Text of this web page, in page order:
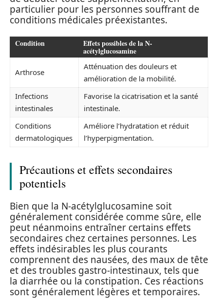
particulier pour les personnes souffrant de
conditions médicales préexistantes.
Condition Effets possibles de la N-
acétylglucosamine
Arthrose
Atténuation des douleurs et
amélioration de la mobilité.
Infections
intestinales
Favorise la cicatrisation et la santé
intestinale.
Conditions
dermatologiques
Améliore l’hydratation et réduit
l’hyperpigmentation.
Précautions et effets secondaires
potentiels
Bien que la N-acétylglucosamine soit
généralement considérée comme sûre, elle
peut néanmoins entraîner certains effets
secondaires chez certaines personnes. Les
effets indésirables les plus courants
comprennent des nausées, des maux de tête
et des troubles gastro-intestinaux, tels que
la diarrhée ou la constipation. Ces réactions
sont généralement légères et temporaires.